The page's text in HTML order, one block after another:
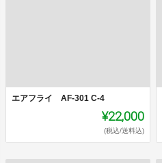
エアフライ AF-301 C-4
¥22,000
(税込/送料込)